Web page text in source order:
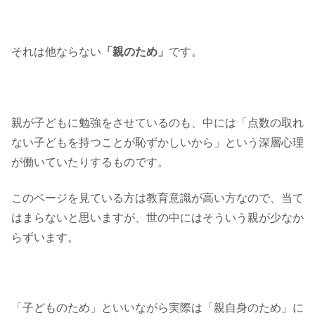
それは他ならない 「親のため」 です。
親が子どもに勉強をさせているのも、中には「点数の取れ
ない子どもを持つことが恥ずかしいから」という深層心理
が働いていたりするものです。
このページを見ている方は教育意識が高い方なので、当て
はまらないと思いますが、世の中にはそういう親が少なか
らずいます。
「子どものため」といいながら実際は「親自身のため」に